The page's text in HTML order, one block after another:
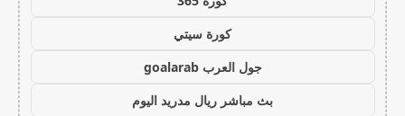
كورة سيتي
جول العرب goalarab
بث مباشر ريال مدريد اليوم